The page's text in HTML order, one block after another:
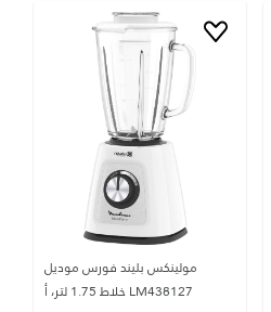
مولينكس بليند فورس موديل
LM438127 خلاط 1.75 لتر، أ